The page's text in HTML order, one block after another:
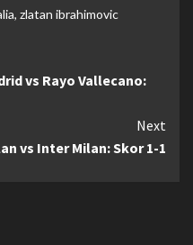
, zlatan ibrahimovic
vs Rayo Vallecano:
Next
vs Inter Milan: Skor 1-1